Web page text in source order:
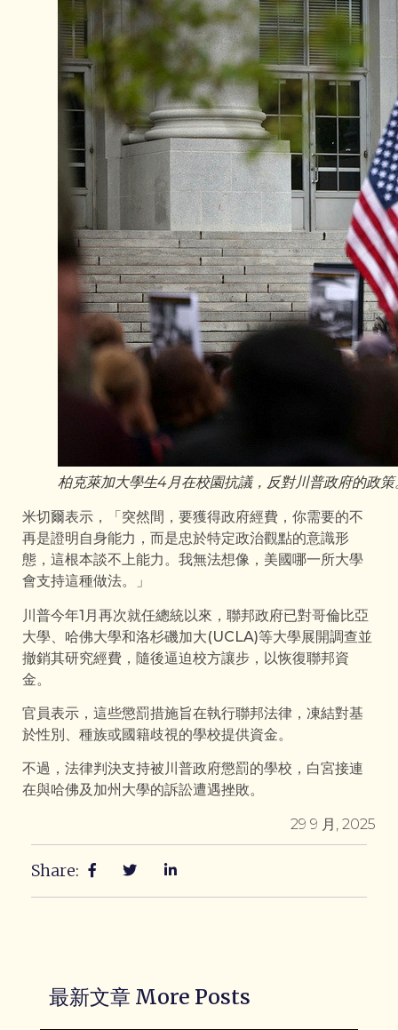
柏克萊加大學生4月在校園抗議，反對川普政府的政策
米切爾表示，「突然間，要獲得政府經費，你需要的不
再是證明自身能力，而是忠於特定政治觀點的意識形
態，這根本談不上能力。我無法想像，美國哪一所大學
會支持這種做法。」
川普今年1月再次就任總統以來，聯邦政府已對哥倫比亞
大學、哈佛大學和洛杉磯加大(UCLA)等大學展開調查並
撤銷其研究經費，隨後逼迫校方讓步，以恢復聯邦資
金。
官員表示，這些懲罰措施旨在執行聯邦法律，凍結對基
於性別、種族或國籍歧視的學校提供資金。
不過，法律判決支持被川普政府懲罰的學校，白宮接連
在與哈佛及加州大學的訴訟遭遇挫敗。
29 9 月, 2025
Share:
最新文章 More Posts